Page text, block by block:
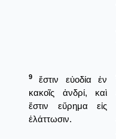
9
ἔστιν εὐοδία ἐν
κακοῖς ἀνδρί, καὶ
ἔστιν εὕρημα εἰς
ἐλάττωσιν.